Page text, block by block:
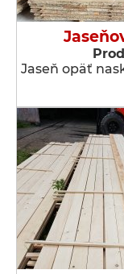
Jaseň opäť